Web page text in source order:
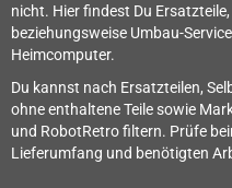
nicht. Hier findest Du
beziehungsweise Umbau-
Heimcomputer.
Du kannst nach Ersatzteilen,
ohne enthaltene Teile sowie
und RobotRetro filtern. Prüfe
Lieferumfang und benötigten